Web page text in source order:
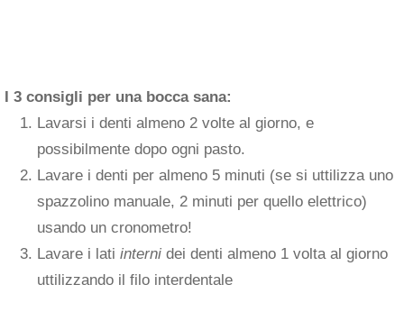
I 3 consigli per una bocca sana:
Lavarsi i denti almeno 2 volte al giorno, e
possibilmente dopo ogni pasto.
Lavare i denti per almeno 5 minuti (se si uttilizza uno
spazzolino manuale, 2 minuti per quello elettrico)
usando un cronometro!
Lavare i lati interni dei denti almeno 1 volta al giorno
uttilizzando il filo interdentale